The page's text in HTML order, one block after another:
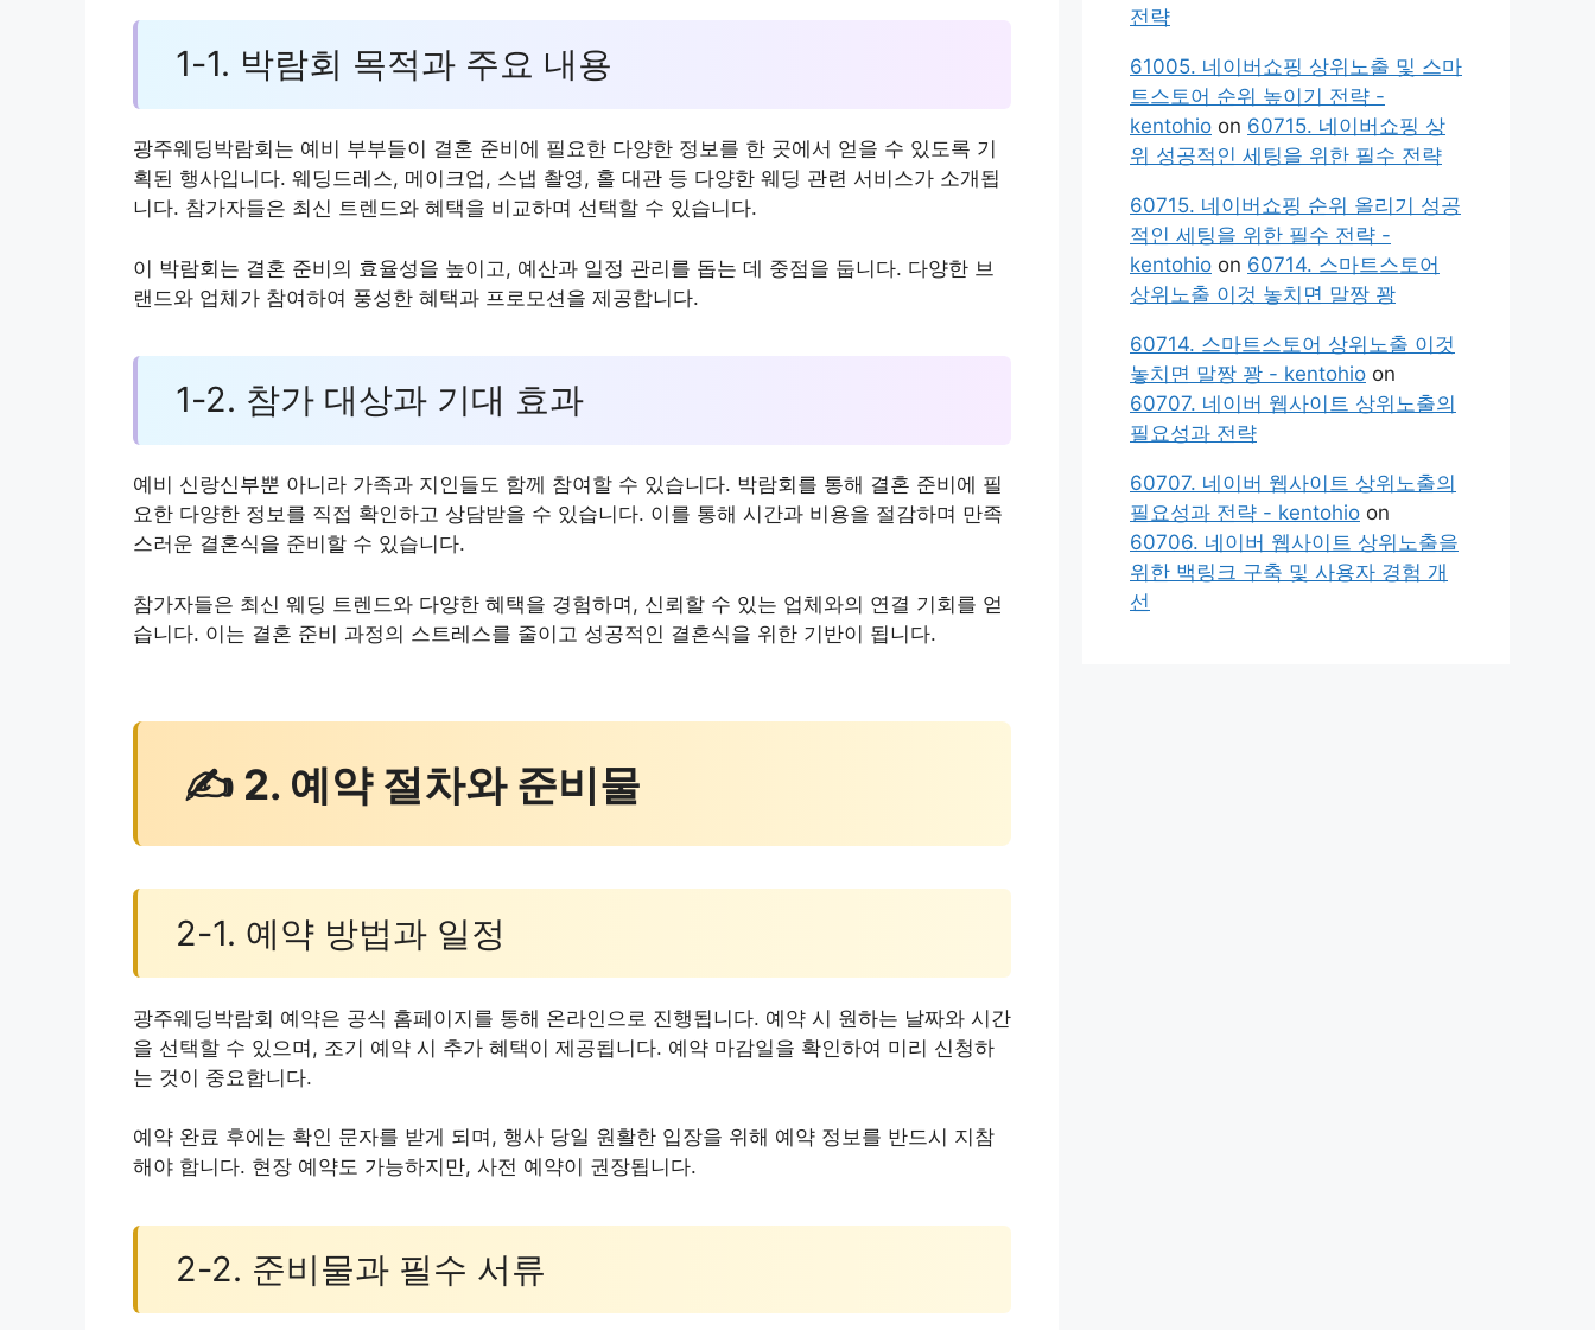
1-1. 박람회 목적과 주요 내용
광주웨딩박람회는 예비 부부들이 결혼 준비에 필요한 다양한 정보를 한 곳에서 얻을 수 있도록 기
획된 행사입니다. 웨딩드레스, 메이크업, 스냅 촬영, 홀 대관 등 다양한 웨딩 관련 서비스가 소개됩
니다. 참가자들은 최신 트렌드와 혜택을 비교하며 선택할 수 있습니다.
이 박람회는 결혼 준비의 효율성을 높이고, 예산과 일정 관리를 돕는 데 중점을 둡니다. 다양한 브
랜드와 업체가 참여하여 풍성한 혜택과 프로모션을 제공합니다.
1-2. 참가 대상과 기대 효과
예비 신랑신부뿐 아니라 가족과 지인들도 함께 참여할 수 있습니다. 박람회를 통해 결혼 준비에 필
요한 다양한 정보를 직접 확인하고 상담받을 수 있습니다. 이를 통해 시간과 비용을 절감하며 만족
스러운 결혼식을 준비할 수 있습니다.
참가자들은 최신 웨딩 트렌드와 다양한 혜택을 경험하며, 신뢰할 수 있는 업체와의 연결 기회를 얻
습니다. 이는 결혼 준비 과정의 스트레스를 줄이고 성공적인 결혼식을 위한 기반이 됩니다.
✍ 2. 예약 절차와 준비물
2-1. 예약 방법과 일정
광주웨딩박람회 예약은 공식 홈페이지를 통해 온라인으로 진행됩니다. 예약 시 원하는 날짜와 시간
을 선택할 수 있으며, 조기 예약 시 추가 혜택이 제공됩니다. 예약 마감일을 확인하여 미리 신청하
는 것이 중요합니다.
예약 완료 후에는 확인 문자를 받게 되며, 행사 당일 원활한 입장을 위해 예약 정보를 반드시 지참
해야 합니다. 현장 예약도 가능하지만, 사전 예약이 권장됩니다.
2-2. 준비물과 필수 서류
전략
61005. 네이버쇼핑 상위노출 및 스마
트스토어 순위 높이기 전략 -
kentohio on 60715. 네이버쇼핑 상
위 성공적인 세팅을 위한 필수 전략
60715. 네이버쇼핑 순위 올리기 성공
적인 세팅을 위한 필수 전략 -
kentohio on 60714. 스마트스토어
상위노출 이것 놓치면 말짱 꽝
60714. 스마트스토어 상위노출 이것
놓치면 말짱 꽝 - kentohio on
60707. 네이버 웹사이트 상위노출의
필요성과 전략
60707. 네이버 웹사이트 상위노출의
필요성과 전략 - kentohio on
60706. 네이버 웹사이트 상위노출을
위한 백링크 구축 및 사용자 경험 개
선